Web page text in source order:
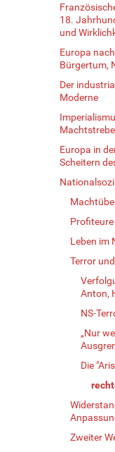
18.
und
Europa
Bürgertum,
Der
Moderne
Europa in
Scheitern
Profiteure
Leben im
Terror
Anton,
NS-
„Nur
Die
Zweiter